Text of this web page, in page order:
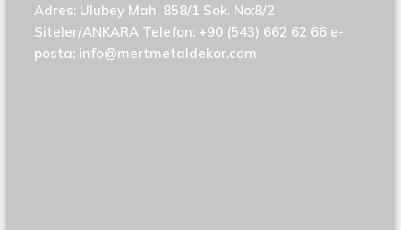
Adres: Ulubey Mah. 858/1 Sok. No:8/2
Siteler/ANKARA Telefon: +90 (543) 662 62 66 e-
posta: info@mertmetaldekor.com